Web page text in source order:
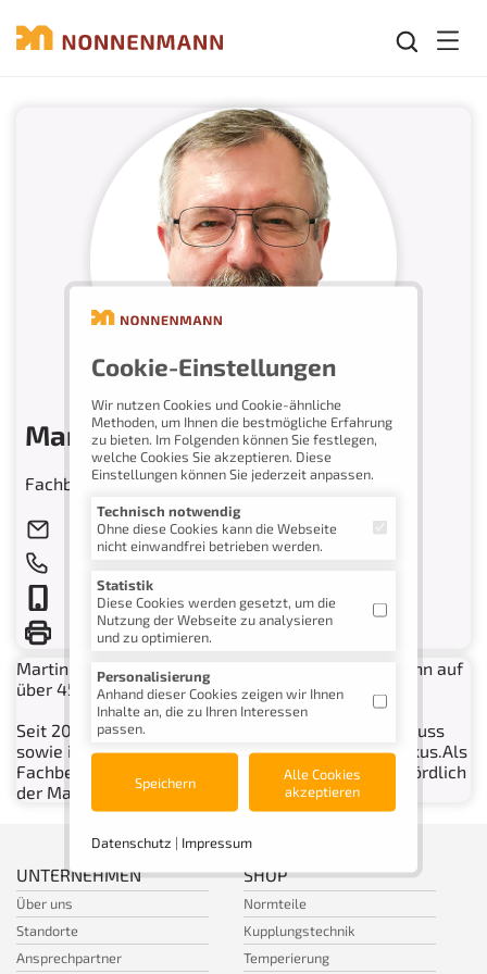
Martin Forster
Fachberater Spritzguss
m.forster@nonnenmann.net
+49 157/85 00 98 09
+49 7181 45351
Martin Forster kann als gelernter Industriekaufmann auf
über 45 Jahre Vertriebserfahrung zurückgreifen.
Seit 2009 stehen die Kunden im Spritz- und Druckguss
sowie im Werkzeug- und Formenbau in seinem Fokus.Als
Fachberater Spritzguss steht er unseren Kunden nördlich
der Mainlinie gerne mit Rat und Tat zur Seite.
UNTERNEHMEN
Über uns
Standorte
Ansprechpartner
SHOP
Normteile
Kupplungstechnik
Temperierung
Cookie-Einstellungen
Wir nutzen Cookies und Cookie-ähnliche
Methoden, um Ihnen die bestmögliche Erfahrung
zu bieten. Im Folgenden können Sie festlegen,
welche Cookies Sie akzeptieren. Diese
Einstellungen können Sie jederzeit anpassen.
Technisch notwendig
Ohne diese Cookies kann die Webseite
nicht einwandfrei betrieben werden.
Statistik
Diese Cookies werden gesetzt, um die
Nutzung der Webseite zu analysieren
und zu optimieren.
Personalisierung
Anhand dieser Cookies zeigen wir Ihnen
Inhalte an, die zu Ihren Interessen
passen.
Speichern
Alle Cookies
akzeptieren
Datenschutz | Impressum